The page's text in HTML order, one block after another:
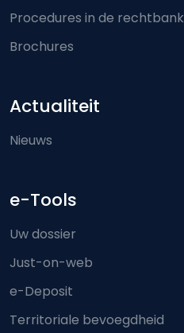
Procedures in de rechtbank
Brochures
Actualiteit
Nieuws
e-Tools
Uw dossier
Just-on-web
e-Deposit
Territoriale bevoegdheid